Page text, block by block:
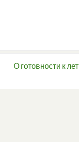
О готовности к